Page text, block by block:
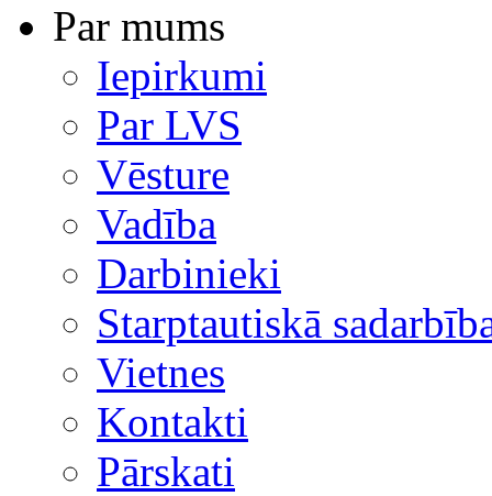
Par mums
Iepirkumi
Par LVS
Vēsture
Vadība
Darbinieki
Starptautiskā
Vietnes
Kontakti
Pārskati